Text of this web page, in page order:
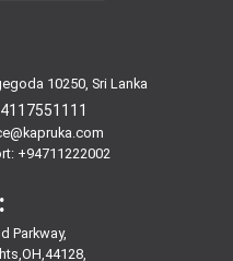
10250, Sri Lanka
+94711222002
Parkway,